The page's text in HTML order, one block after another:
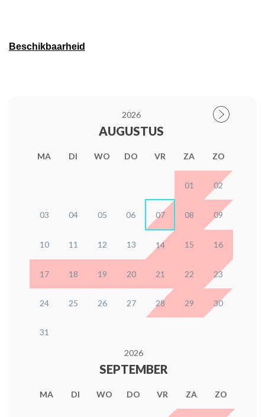
Beschikbaarheid
2026
AUGUSTUS
MA DI WO DO VR ZA ZO
01 02
03 04 05 06 07 08 09
10 11 12 13 14 15 16
17 18 19 20 21 22 23
24 25 26 27 28 29 30
31
2026
SEPTEMBER
MA DI WO DO VR ZA ZO